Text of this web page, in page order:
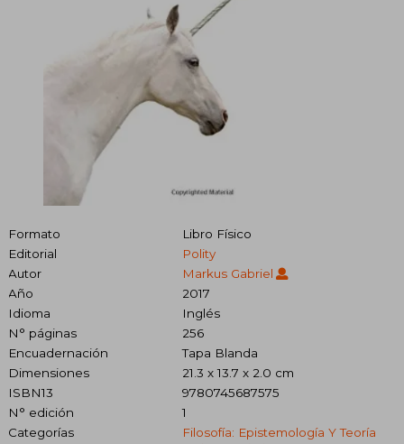
Formato
Libro Físico
Editorial
Polity
Autor
Markus Gabriel
Año
2017
Idioma
Inglés
N° páginas
256
Encuadernación
Tapa Blanda
Dimensiones
21.3 x 13.7 x 2.0 cm
ISBN13
9780745687575
N° edición
1
Categorías
Filosofía: Epistemología Y Teoría